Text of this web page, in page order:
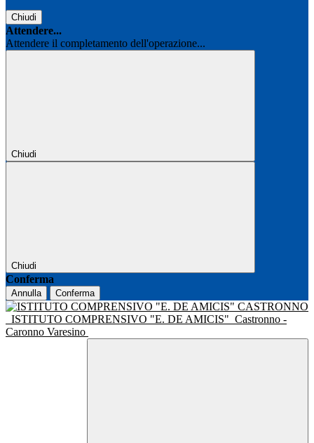
Chiudi
Attendere...
Attendere il completamento dell'operazione...
Chiudi
Chiudi
Conferma
Annulla Conferma
ISTITUTO COMPRENSIVO "E. DE AMICIS" Castronno -
Caronno Varesino